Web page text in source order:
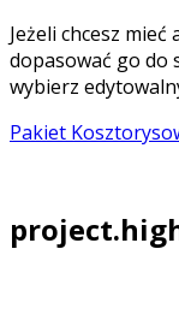
Jeżeli chcesz
dopasować go do
wybierz
Pakiet